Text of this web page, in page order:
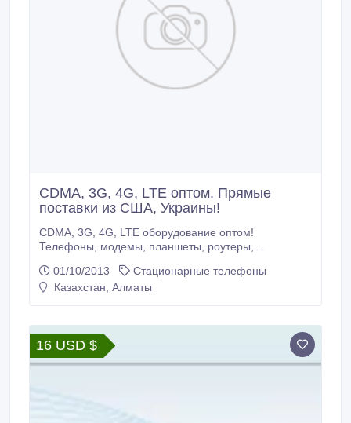
CDMA, 3G, 4G, LTE оптом. Прямые
поставки из США, Украины!
CDMA, 3G, 4G, LTE оборудование оптом!
Телефоны, модемы, планшеты, роутеры,
цены, прямые поставки с аукционов США!
opt@mobidar.com.ua.
01/10/2013
Стационарные телефоны
Казахстан, Алматы
16 USD $